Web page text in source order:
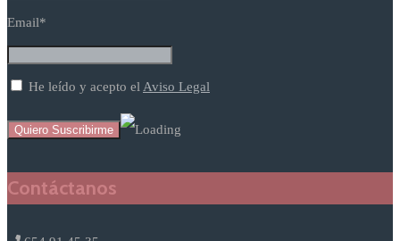
Email*
He leído y acepto elAviso Legal
Contáctanos